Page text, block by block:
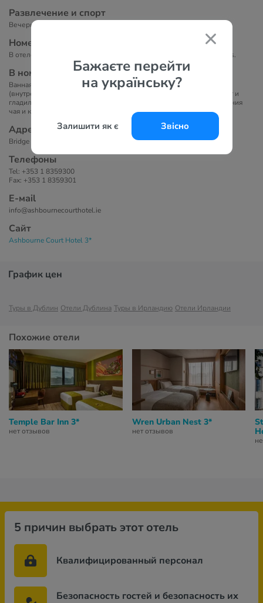
Бажаєте перейти
на українську?
Залишити як є Звісно
Развлечение и спорт
Вечерняя программа.
Номера
В отеле 42 номера: Single, Double, Twin, Family Rooms, Triple Rooms.
В номерах
Ванная комната, фен, телевизор с плоским экраном, телефон
(внутренняя связь), рабочий стол с лампой, бесплатный Wi-Fi, утюг и
гладильная доска, белое постельное белье, набор для приготовления
чая и кофе.
Адрес
Bridge Street, Ashbourne, County Meath, Ireland.
Телефоны
Tel: +353 1 8359300
Fax: +353 1 8359301
Е-маil
info@ashbournecourthotel.ie
Сайт
Ashbourne Court Hotel 3*
График цен
Туры в Дублин Отели Дублина Туры в Ирландию Отели Ирландии
Похожие отели
Temple Bar Inn 3*
нет отзывов
Wren Urban Nest 3*
нет отзывов
5 причин выбрать этот отель
Квалифицированный персонал
Безопасность гостей и безопасность их